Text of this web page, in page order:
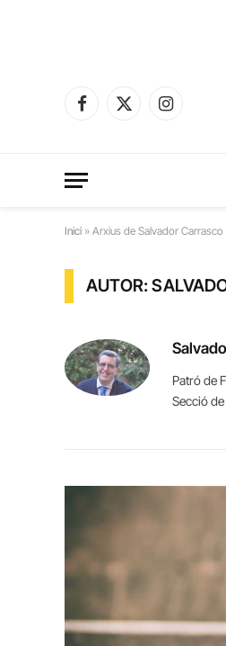
Facebook
X
Instagram
Inici » Arxius de Salvador Carrasco
AUTOR:
Patró de
Secció